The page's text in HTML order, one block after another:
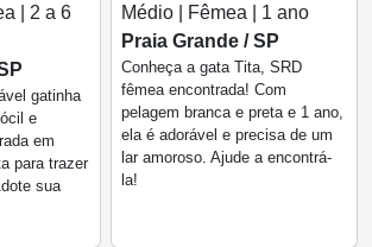
| 2 a 6
gatinha
e
em
para trazer
sua
Médio | Fêmea | 1 ano
Praia Grande / SP
Conheça a gata Tita, SRD
fêmea encontrada! Com
pelagem branca e preta e 1 ano,
ela é adorável e precisa de um
lar amoroso. Ajude a encontrá-
la!